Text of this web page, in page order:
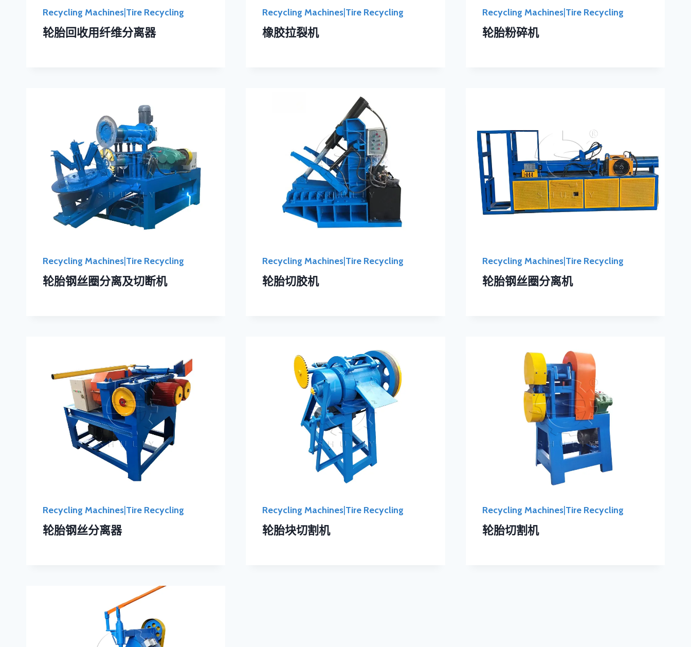
Recycling Machines Tire Recycling
轮胎回收用纤维分离器
Recycling Machines Tire Recycling
橡胶拉裂机
Recycling Machines| Tire Recycling
轮胎粉碎机
Recycling Machines Tire Recycling
轮胎钢丝圈分离及切断机
Recycling Machines Tire Recycling
轮胎切胶机
Recycling Machines| Tire Recycling
轮胎钢丝圈分离机
Recycling Machines Tire Recycling
轮胎钢丝分离器
Recycling Machines Tire Recycling
轮胎块切割机
Recycling Machines| Tire Recycling
轮胎切割机